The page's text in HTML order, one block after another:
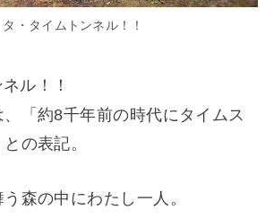
タ・タイムトンネル！！
ル！！
「約8千年前の時代にタイムス
の表記。
森の中にわたし一人。